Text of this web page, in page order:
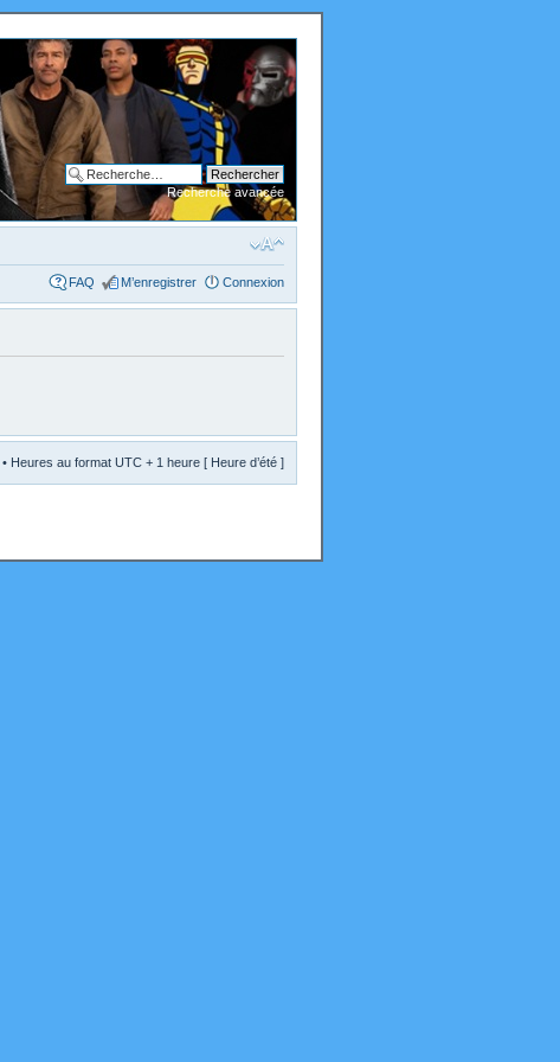
Recherche avancée
FAQ M’enregistrer Connexion
• Heures au format UTC + 1 heure [ Heure d’été ]